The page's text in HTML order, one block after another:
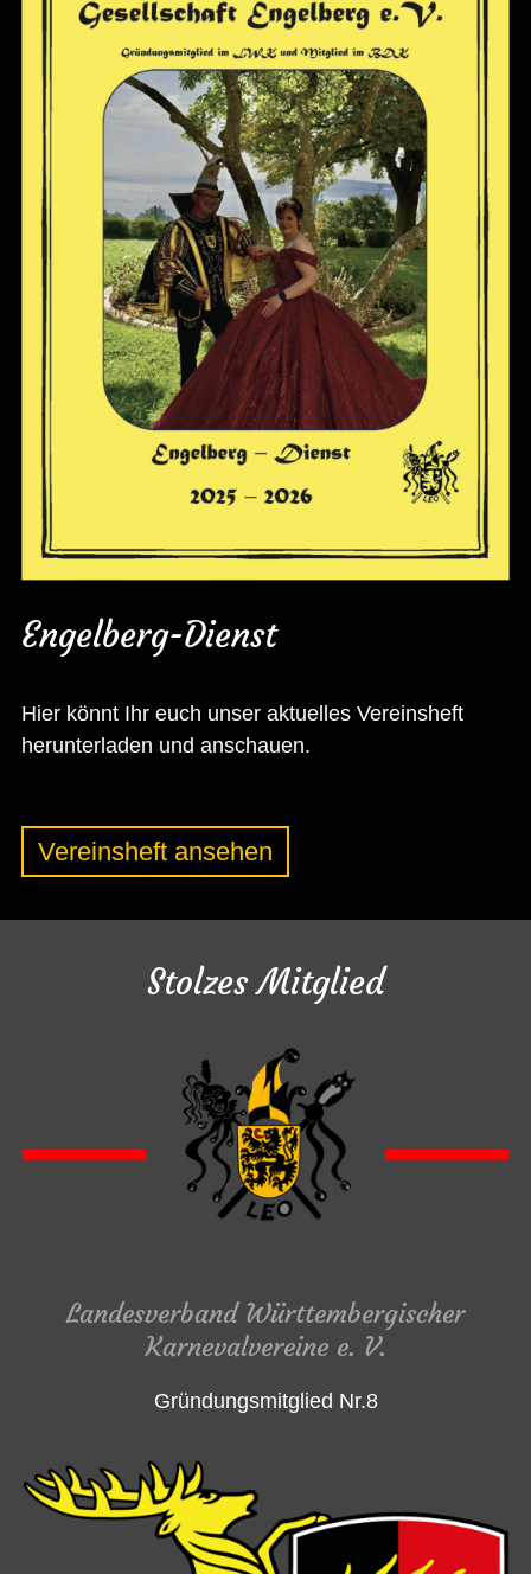
Engelberg-Dienst
Hier könnt Ihr euch unser aktuelles Vereinsheft
herunterladen und anschauen.
Vereinsheft ansehen
Stolzes Mitglied
Landesverband Württembergischer
Karnevalvereine e. V.
Gründungsmitglied Nr.8